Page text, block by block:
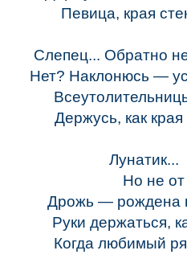
Певица, края
Слепец... Обратно
Нет? Наклонюсь —
Держусь, как
Лунатик...
Но не от
Дрожь — рождена
Руки держаться,
Когда любимый